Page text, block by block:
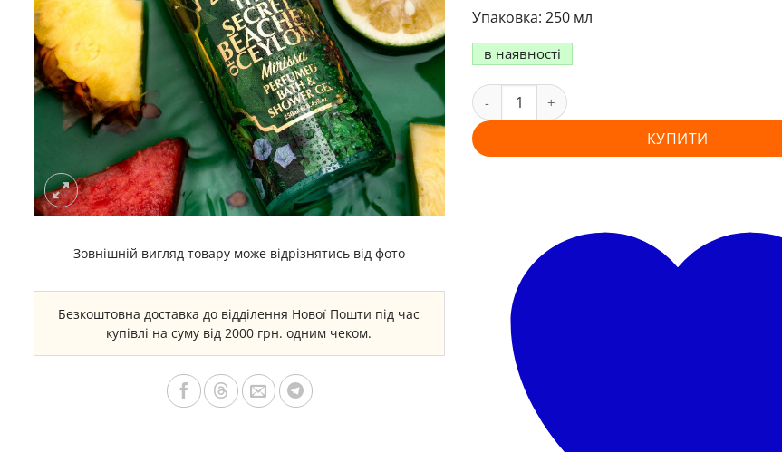
Зовнішній вигляд товару може відрізнятись від фото
Безкоштовна доставка до відділення Нової Пошти під час
купівлі на суму від 2000 грн. одним чеком.
250 мл
в наявності
КУПИТИ